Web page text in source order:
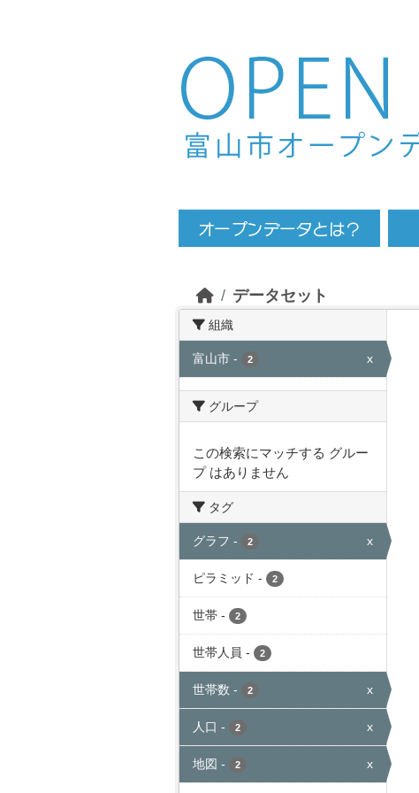
Skip to main content
データセット
組織
富山市 - 2 x
グループ
この検索にマッチする グルー
プ はありません
タグ
グラフ - 2 x
ピラミッド - 2
世帯 - 2
世帯人員 - 2
世帯数 - 2 x
人口 - 2 x
地図 - 2 x